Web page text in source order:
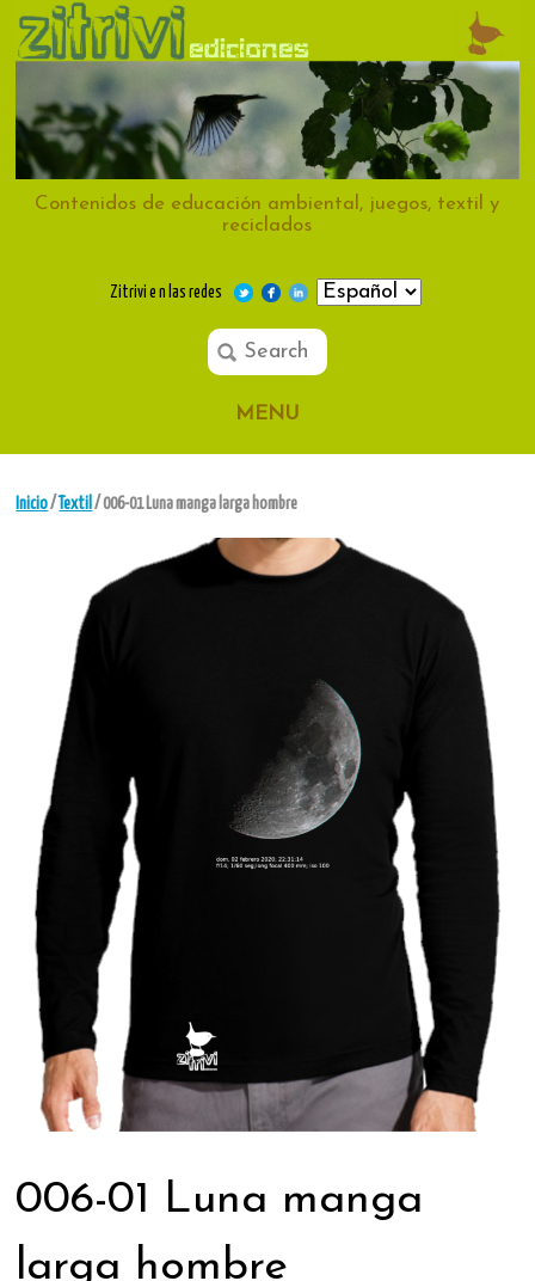
Contenidos de educación ambiental, juegos, textil y
reciclados
Zitrivi e n las redes
MENU
Inicio/ Textil / 006-01 Luna manga larga hombre
006-01 Luna manga
larga hombre